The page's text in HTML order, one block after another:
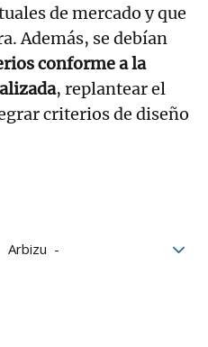
de mercado y que
Además, se debían
conforme a la
, replantear el
criterios de diseño
Arbizu